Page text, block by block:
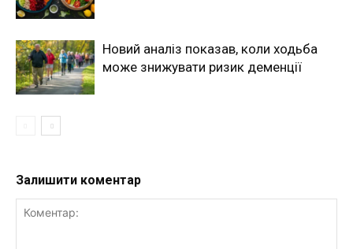
Новий аналіз показав, коли ходьба
може знижувати ризик деменції
Залишити коментар